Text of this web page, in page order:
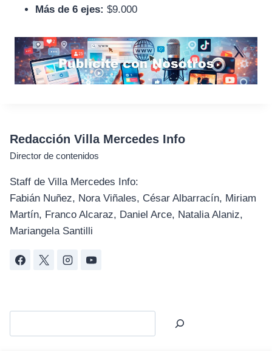
Más de 6 ejes: $9.000
Redacción Villa Mercedes Info
Director de contenidos
Staff de Villa Mercedes Info:
Fabián Nuñez, Nora Viñales, César Albarracín, Miriam
Martín, Franco Alcaraz, Daniel Arce, Natalia Alaniz,
Mariangela Santilli